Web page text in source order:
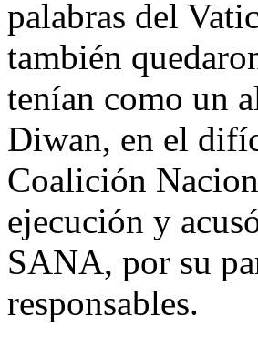
palabras del
también
tenían como un
Diwan, en el
Coalición
ejecución y
SANA, por su
responsables.